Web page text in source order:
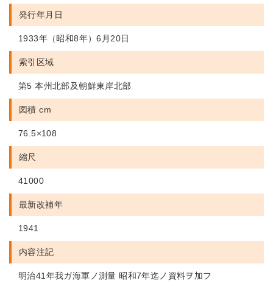
発行年月日
1933年（昭和8年）6月20日
索引区域
第5 本州北部及朝鮮東岸北部
図積 cm
76.5×108
縮尺
41000
最新改補年
1941
内容注記
明治41年我ガ海軍ノ測量 昭和7年迄ノ資料ヲ加フ